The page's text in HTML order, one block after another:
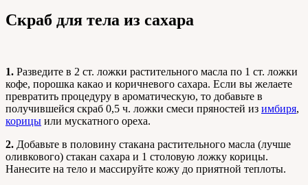
Скраб для тела из сахара
1. Разведите в 2 ст. ложки растительного масла по 1 ст. ложки
кофе, порошка какао и коричневого сахара. Если вы желаете
превратить процедуру в ароматическую, то добавьте в
получившейся скраб 0,5 ч. ложки смеси пряностей из имбиря,
корицы или мускатного ореха.
2. Добавьте в половину стакана растительного масла (лучше
оливкового) стакан сахара и 1 столовую ложку корицы.
Нанесите на тело и массируйте кожу до приятной теплоты.